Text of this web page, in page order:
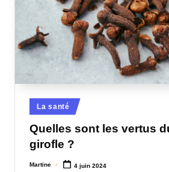
Posted
in
La santé
Quelles sont les vertus
girofle ?
Posted
Martine 4 juin 2024